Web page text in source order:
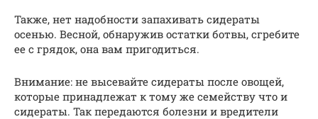
Также, нет надобности запахивать сидераты
осенью. Весной, обнаружив остатки ботвы, сгребите
ее с грядок, она вам пригодиться.
Внимание: не высевайте сидераты после овощей,
которые принадлежат к тому же семейству что и
сидераты. Так передаются болезни и вредители